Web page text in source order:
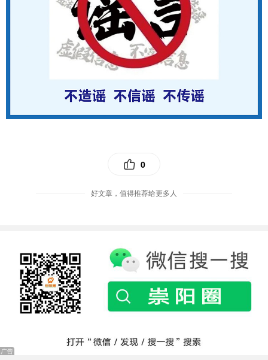
0
好文章，值得推荐给更多人